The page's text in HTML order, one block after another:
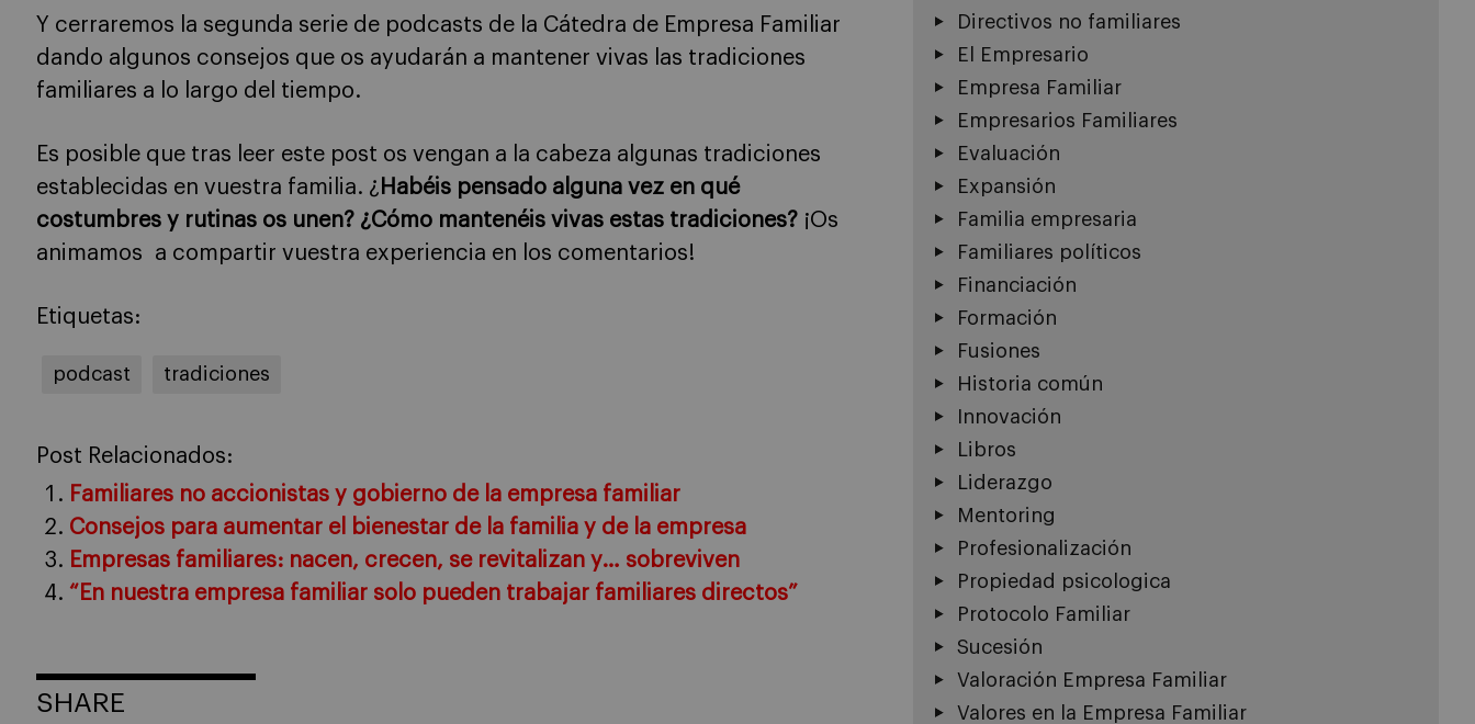
Y cerraremos la segunda serie de podcasts de la Cátedra de Empresa Familiar
dando algunos consejos que os ayudarán a mantener vivas las tradiciones
familiares a lo largo del tiempo.
Es posible que tras leer este post os vengan a la cabeza algunas tradiciones
establecidas en vuestra familia. ¿ Habéis pensado alguna vez en qué
costumbres y rutinas os unen? ¿Cómo mantenéis vivas estas tradiciones? ¡Os
animamos a compartir vuestra experiencia en los comentarios!
Etiquetas:
podcast tradiciones
Post Relacionados:
Familiares no accionistas y gobierno de la empresa familiar
Consejos para aumentar el bienestar de la familia y de la empresa
Empresas familiares: nacen, crecen, se revitalizan y… sobreviven
“En nuestra empresa familiar solo pueden trabajar familiares directos”
SHARE
Directivos no familiares
El Empresario
Empresa Familiar
Empresarios Familiares
Evaluación
Expansión
Familia empresaria
Familiares políticos
Financiación
Formación
Fusiones
Historia común
Innovación
Libros
Liderazgo
Mentoring
Profesionalización
Propiedad psicologica
Protocolo Familiar
Sucesión
Valoración Empresa Familiar
Valores en la Empresa Familiar